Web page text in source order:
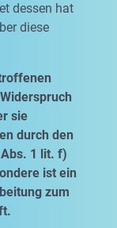
dessen hat
diese
sie
durch den
1 lit. f)
ist ein
zum